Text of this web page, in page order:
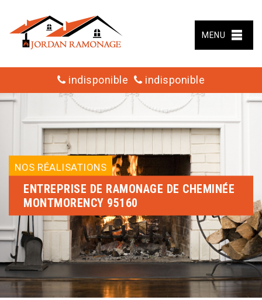
MENU
indisponible indisponible
NOS RÉALISATIONS
ENTREPRISE DE RAMONAGE DE CHEMINÉE
MONTMORENCY 95160